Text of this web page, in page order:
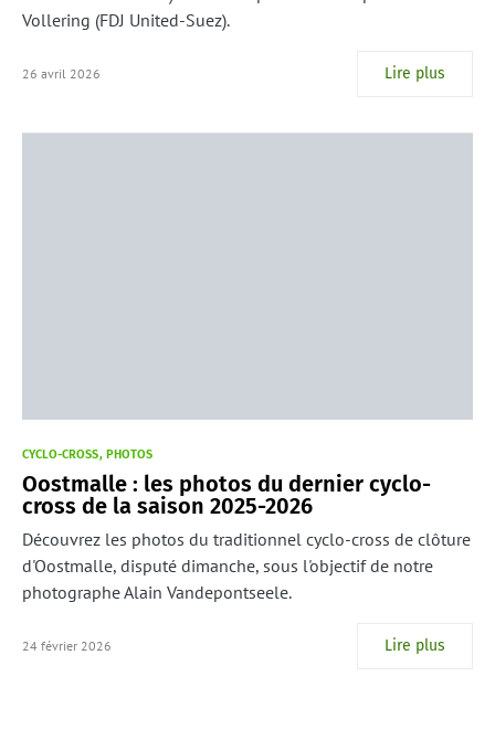
Vollering (FDJ United-Suez).
26 avril 2026 Lire plus
CYCLO-CROSS PHOTOS
Oostmalle : les photos du dernier cyclo-
cross de la saison 2025-2026
Découvrez les photos du traditionnel cyclo-cross de clôture
d'Oostmalle, disputé dimanche, sous l'objectif de notre
photographe Alain Vandepontseele.
24 février 2026 Lire plus